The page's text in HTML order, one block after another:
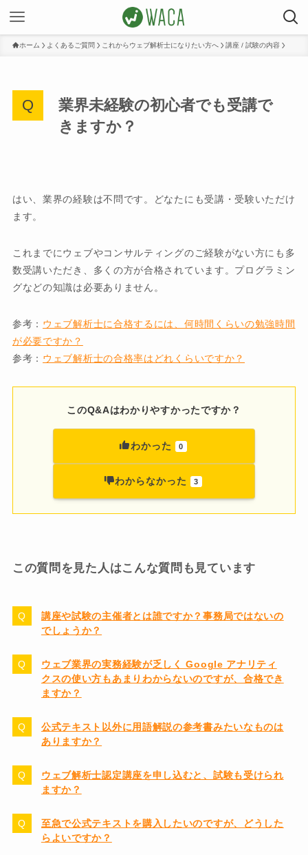
ホーム よくあるご質問 これからウェブ解析士になりたい方へ 講座 / 試験の内容
業界未経験の初心者でも受講で
きますか？
はい、業界の経験は不問です。どなたにも受講・受験いただけ
ます。
これまでにウェブやコンサルティングのご経験がない方にも多
数受講いただき、多くの方が合格されています。プログラミン
グなどの知識は必要ありません。
参考： ウェブ解析士に合格するには、何時間くらいの勉強時間
が必要ですか？
参考： ウェブ解析士の合格率はどれくらいですか？
このQ&Aはわかりやすかったですか？
わかった 0
わからなかった 3
この質問を見た人はこんな質問も見ています
講座や試験の主催者とは誰ですか？事務局ではないの
でしょうか？
ウェブ業界の実務経験が乏しく Google アナリティ
クスの使い方もあまりわからないのですが、合格でき
ますか？
公式テキスト以外に用語解説の参考書みたいなものは
ありますか？
ウェブ解析士認定講座を申し込むと、試験も受けられ
ますか？
至急で公式テキストを購入したいのですが、どうした
らよいですか？